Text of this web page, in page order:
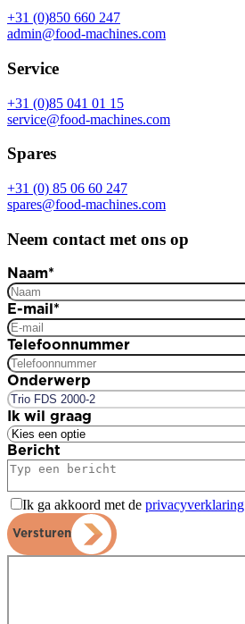
+31 (0)850 660 247
admin@food-machines.com
Service
+31 (0)85 041 01 15
service@food-machines.com
Spares
+31 (0) 85 06 60 247
spares@food-machines.com
Neem contact met ons op
Naam*
E-mail *
Telefoonnummer
Onderwerp
Ik wil graag
Bericht
Ik ga akkoord met de privacyverklaring
Versturen